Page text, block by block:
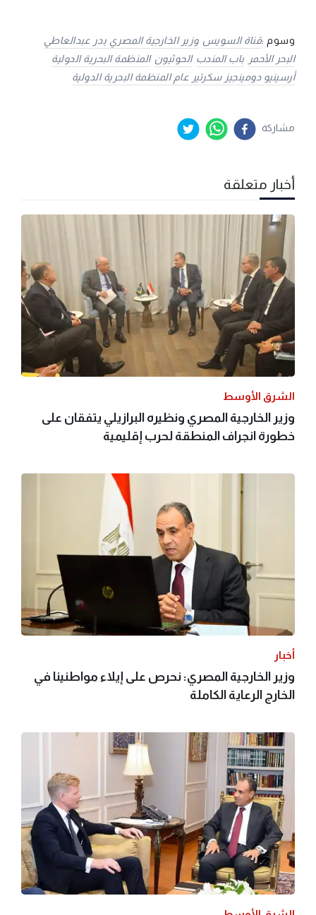
وسوم :قناة السويس وزير الخارجية المصري بدر عبدالعاطي
البحر الأحمر باب المندب الحوثيون المنظمة البحرية الدولية
أرسينيو دومينجيز سكرتير عام المنظمة البحرية الدولية
مشاركة
أخبار متعلقة
الشرق الأوسط
وزير الخارجية المصري ونظيره البرازيلي يتفقان على
خطورة انجراف المنطقة لحرب إقليمية
أخبار
وزير الخارجية المصري: نحرص على إيلاء مواطنينا في
الخارج الرعاية الكاملة